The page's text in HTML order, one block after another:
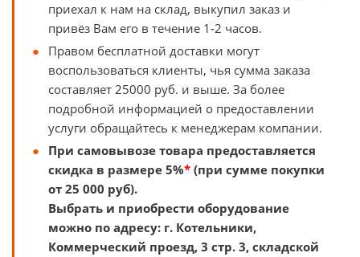
приехал к нам на склад, выкупил заказ и
привёз Вам его в течение 1-2 часов.
Правом бесплатной доставки могут
воспользоваться клиенты, чья сумма заказа
составляет 25000 руб. и выше. За более
подробной информацией о предоставлении
услуги обращайтесь к менеджерам компании.
При самовывозе товара предоставляется
скидка в размере 5%* (при сумме покупки
от 25 000 руб).
Выбрать и приобрести оборудование
можно по адресу: г. Котельники,
Коммерческий проезд, 3 стр. 3, складской